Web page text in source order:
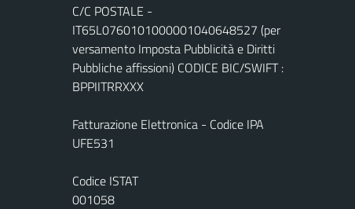
C/C POSTALE -
IT65L0760101000001040648527 (per
versamento Imposta Pubblicità e Diritti
Pubbliche affissioni) CODICE BIC/SWIFT :
BPPIITRRXXX
Fatturazione Elettronica - Codice IPA
UFE531
Codice ISTAT
001058